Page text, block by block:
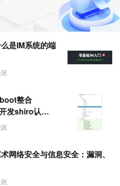
是IM系统的端
整合
发shiro认证
的过滤。
网络安全与信息安全：漏洞、